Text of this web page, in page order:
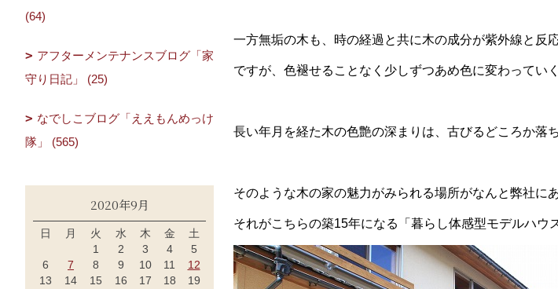
一方無垢の木も、時の経過と共に木の成分が紫外線と反
ですが、色褪せることなく少しずつあめ色に変わっていく
長い年月を経た木の色艶の深まりは、古びるどころか落
そのような木の家の魅力がみられる場所がなんと弊社に
それがこちらの築15年になる「暮らし体感型モデルハウ
(64)
アフターメンテナンスブログ「家
守り日記」 (25)
なでしこブログ「ええもんめっけ
隊」 (565)
2020年9月
日 月 火 水 木 金
土
1
2 3 4
5
6
7 8 9 10 11
12
13
14 15 16 17 18
19